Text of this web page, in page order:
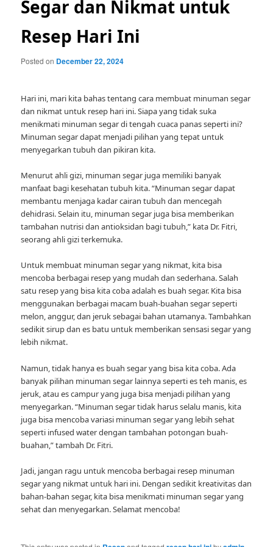
Segar dan Nikmat untuk
Resep Hari Ini
Posted on December 22, 2024
Hari ini, mari kita bahas tentang cara membuat minuman segar
dan nikmat untuk resep hari ini. Siapa yang tidak suka
menikmati minuman segar di tengah cuaca panas seperti ini?
Minuman segar dapat menjadi pilihan yang tepat untuk
menyegarkan tubuh dan pikiran kita.
Menurut ahli gizi, minuman segar juga memiliki banyak
manfaat bagi kesehatan tubuh kita. “Minuman segar dapat
membantu menjaga kadar cairan tubuh dan mencegah
dehidrasi. Selain itu, minuman segar juga bisa memberikan
tambahan nutrisi dan antioksidan bagi tubuh,” kata Dr. Fitri,
seorang ahli gizi terkemuka.
Untuk membuat minuman segar yang nikmat, kita bisa
mencoba berbagai resep yang mudah dan sederhana. Salah
satu resep yang bisa kita coba adalah es buah segar. Kita bisa
menggunakan berbagai macam buah-buahan segar seperti
melon, anggur, dan jeruk sebagai bahan utamanya. Tambahkan
sedikit sirup dan es batu untuk memberikan sensasi segar yang
lebih nikmat.
Namun, tidak hanya es buah segar yang bisa kita coba. Ada
banyak pilihan minuman segar lainnya seperti es teh manis, es
jeruk, atau es campur yang juga bisa menjadi pilihan yang
menyegarkan. “Minuman segar tidak harus selalu manis, kita
juga bisa mencoba variasi minuman segar yang lebih sehat
seperti infused water dengan tambahan potongan buah-
buahan,” tambah Dr. Fitri.
Jadi, jangan ragu untuk mencoba berbagai resep minuman
segar yang nikmat untuk hari ini. Dengan sedikit kreativitas dan
bahan-bahan segar, kita bisa menikmati minuman segar yang
sehat dan menyegarkan. Selamat mencoba!